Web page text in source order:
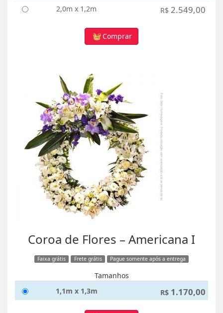
2,0m x 1,2m R$ 2.549,00
Comprar
Coroa de Flores – Americana I
Faixa grátis Frete grátis Pague somente após a entrega
Tamanhos
1,1m x 1,3m
R$ 1.170,00